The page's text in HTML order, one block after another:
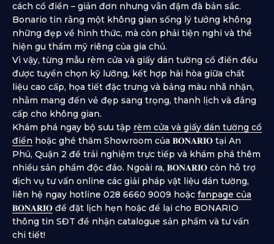
cách cổ điển – giản đơn nhưng vẫn đậm đà bản sắc.
Bonario tin rằng một không gian sống lý tưởng không
những đẹp về hình thức, mà còn phải tiện nghi và thể
hiện gu thẩm mỹ riêng của gia chủ.
Vì vậy, từng mẫu rèm cửa và giấy dán tường cổ điển đều
được tuyển chọn kỹ lưỡng, kết hợp hài hòa giữa chất
liệu cao cấp, họa tiết đặc trưng và bảng màu nhã nhặn,
nhằm mang đến vẻ đẹp sang trọng, thanh lịch và đẳng
cấp cho không gian.
Khám phá ngay bộ sưu tập rèm cửa và giấy dán tường cổ
điển hoặc ghé thăm Showroom của 𝐁𝐎𝐍𝐀𝐑𝐈𝐎 tại An
Phú, Quận 2 để trải nghiệm trực tiếp và khám phá thêm
nhiều sản phẩm độc đáo. Ngoài ra, 𝐁𝐎𝐍𝐀𝐑𝐈𝐎 còn hỗ trợ
dịch vụ tư vấn online các giải pháp vật liệu dán tường,
liên hệ ngay hotline 028 6660 9009 hoặc fanpage của
𝐁𝐎𝐍𝐀𝐑𝐈𝐎 để đặt lịch hẹn hoặc để lại cho BONARIO
thông tin SĐT để nhận catalogue sản phẩm và tư vấn
chi tiết!